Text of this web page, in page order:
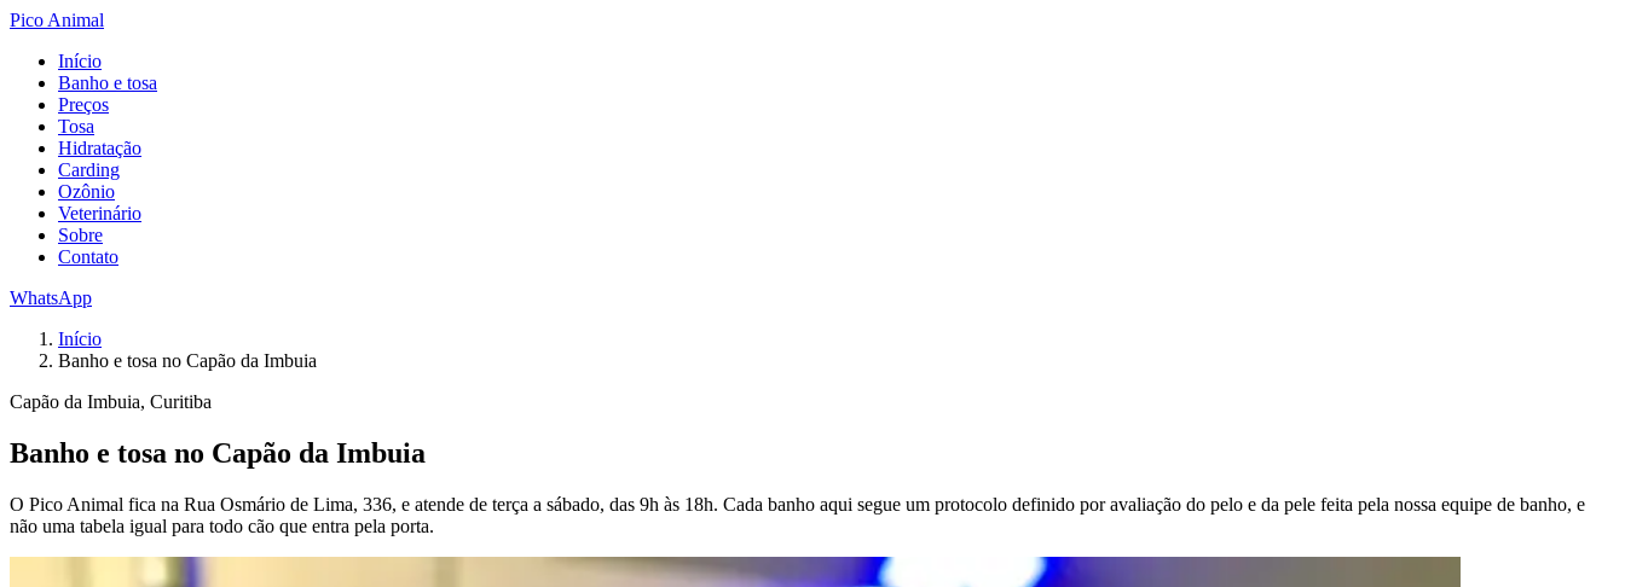
Pico Animal
Início
Banho e tosa
Preços
Tosa
Hidratação
Carding
Ozônio
Veterinário
Sobre
Contato
WhatsApp
Início
Banho e tosa no Capão da Imbuia
Capão da Imbuia, Curitiba
Banho e tosa no Capão da Imbuia
O Pico Animal fica na Rua Osmário de Lima, 336, e atende de terça a sábado, das 9h às 18h. Cada banho aqui segue um protocolo definido por avaliação do pelo e da pele feita pela nossa equipe de banho, e
não uma tabela igual para todo cão que entra pela porta.